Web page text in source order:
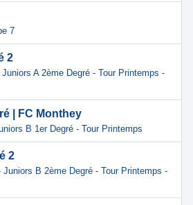
7
2
A 2ème Degré - Tour Printemps -
| FC Monthey
B 1er Degré - Tour Printemps
2
B 2ème Degré - Tour Printemps -